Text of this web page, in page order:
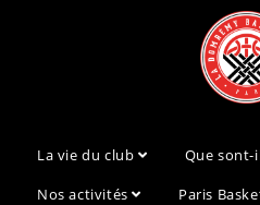
La vie du club
Que sont-
Nos activités
Paris